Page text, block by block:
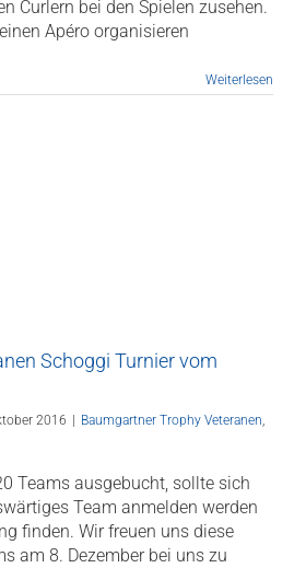
Curlern bei den Spielen zusehen.
Apéro organisieren
Weiterlesen
Schoggi Turnier vom
2016 Baumgartner Trophy Veteranen,
Teams ausgebucht, sollte sich
Team anmelden werden
finden. Wir freuen uns diese
am 8. Dezember bei uns zu